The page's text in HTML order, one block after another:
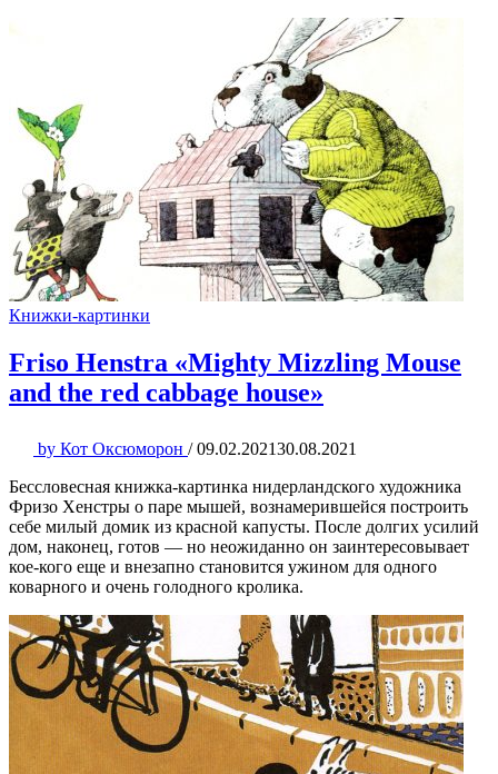
Книжки-картинки
Friso Henstra «Mighty Mizzling Mouse
and the red cabbage house»
by Кот Оксюморон / 09.02.202130.08.2021
Бессловесная книжка-картинка нидерландского художника
Фризо Хенстры о паре мышей, вознамерившейся построить
себе милый домик из красной капусты. После долгих усилий
дом, наконец, готов — но неожиданно он заинтересовывает
кое-кого еще и внезапно становится ужином для одного
коварного и очень голодного кролика.